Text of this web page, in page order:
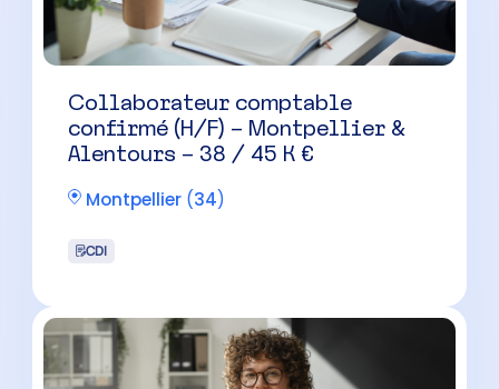
Collaborateur comptable
confirmé (H/F) – Montpellier &
Alentours – 38 / 45 K €
Montpellier (34)
CDI